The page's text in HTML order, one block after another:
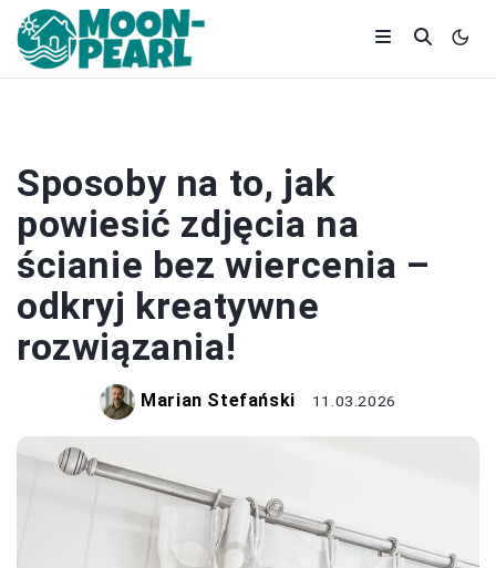
Sposoby na to, jak
powiesić zdjęcia na
ścianie bez wiercenia –
odkryj kreatywne
rozwiązania!
Marian Stefański 11.03.2026